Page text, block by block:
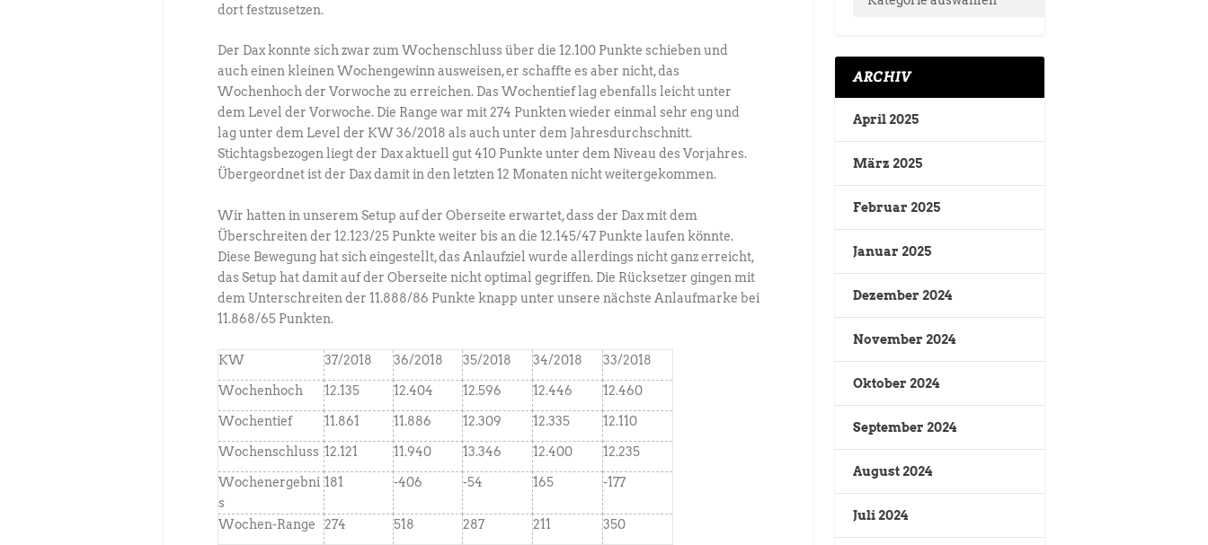
dort festzusetzen.
Der Dax konnte sich zwar zum Wochenschluss über die 12.100 Punkte schieben und
auch einen kleinen Wochengewinn ausweisen, er schaffte es aber nicht, das
Wochenhoch der Vorwoche zu erreichen. Das Wochentief lag ebenfalls leicht unter
dem Level der Vorwoche. Die Range war mit 274 Punkten wieder einmal sehr eng und
lag unter dem Level der KW 36/2018 als auch unter dem Jahresdurchschnitt.
Stichtagsbezogen liegt der Dax aktuell gut 410 Punkte unter dem Niveau des Vorjahres.
Übergeordnet ist der Dax damit in den letzten 12 Monaten nicht weitergekommen.
Wir hatten in unserem Setup auf der Oberseite erwartet, dass der Dax mit dem
Überschreiten der 12.123/25 Punkte weiter bis an die 12.145/47 Punkte laufen könnte.
Diese Bewegung hat sich eingestellt, das Anlaufziel wurde allerdings nicht ganz erreicht,
das Setup hat damit auf der Oberseite nicht optimal gegriffen. Die Rücksetzer gingen mit
dem Unterschreiten der 11.888/86 Punkte knapp unter unsere nächste Anlaufmarke bei
11.868/65 Punkten.
KW 37/2018 36/2018 35/2018 34/2018 33/2018
Wochenhoch 12.135 12.404 12.596 12.446 12.460
Wochentief 11.861 11.886 12.309 12.335 12.110
Wochenschluss 12.121 11.940 13.346 12.400 12.235
Wochenergebni
s
181 -406 -54 165 -177
Wochen-Range 274 518 287 211 350
ARCHIV
April 2025
März 2025
Februar 2025
Januar 2025
Dezember 2024
November 2024
Oktober 2024
September 2024
August 2024
Juli 2024